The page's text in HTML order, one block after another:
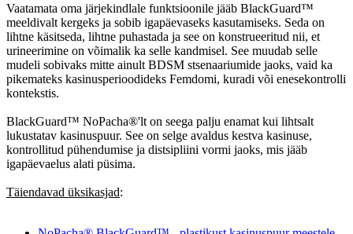
Vaatamata oma järjekindlale funktsioonile jääb BlackGuard™
meeldivalt kergeks ja sobib igapäevaseks kasutamiseks. Seda on
lihtne käsitseda, lihtne puhastada ja see on konstrueeritud nii, et
urineerimine on võimalik ka selle kandmisel. See muudab selle
mudeli sobivaks mitte ainult BDSM stsenaariumide jaoks, vaid ka
pikemateks kasinusperioodideks Femdomi, kuradi või enesekontrolli
kontekstis.
BlackGuard™ NoPacha®'lt on seega palju enamat kui lihtsalt
lukustatav kasinuspuur. See on selge avaldus kestva kasinuse,
kontrollitud pühendumise ja distsipliini vormi jaoks, mis jääb
igapäevaelus alati püsima.
Täiendavad üksikasjad: